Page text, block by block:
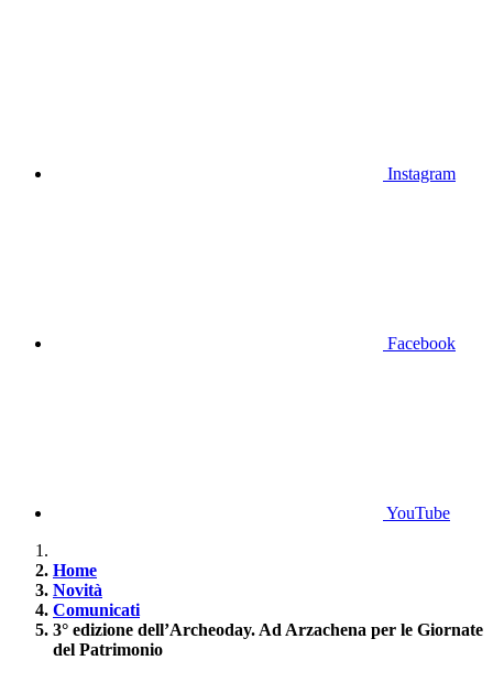
Instagram
Facebook
YouTube
Home
Novità
Comunicati
3° edizione dell’Archeoday. Ad Arzachena per le Giornate
del Patrimonio